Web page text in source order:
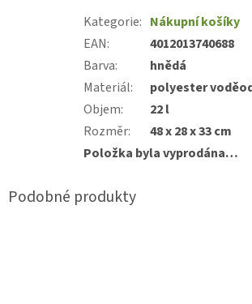
Kategorie: Nákupní košíky
EAN:
4012013740688
Barva:
hnědá
Materiál:
polyester
Objem:
22 l
Rozměr:
48 x 28 x 33 cm
Položka byla vyprodána…